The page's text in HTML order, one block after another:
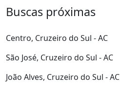
Buscas próximas
Centro, Cruzeiro do Sul - AC
São José, Cruzeiro do Sul - AC
João Alves, Cruzeiro do Sul - AC